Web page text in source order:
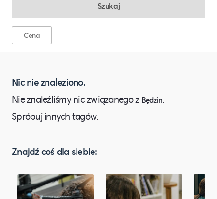
Szukaj
Cena
Nic nie znaleziono.
Nie znaleźliśmy nic związanego z Będzin.
Spróbuj innych tagów.
Znajdź coś dla siebie: